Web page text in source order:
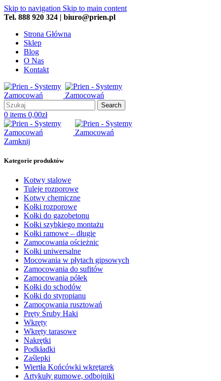
Skip to navigation Skip to main content
Tel. 888 920 324 | biuro@prien.pl
Strona Główna
Sklep
Blog
O Nas
Kontakt
Search
0 items 0,00zł
Zamknij
Kategorie produktów
Kotwy stalowe
Tuleje rozporowe
Kotwy chemiczne
Kołki rozporowe
Kołki do gazobetonu
Kołki szybkiego montażu
Kołki ramowe – długie
Zamocowania ościeżnic
Kołki uniwersalne
Mocowania w płytach gipsowych
Zamocowania do sufitów
Zamocowania półek
Kołki do schodów
Kołki do styropianu
Zamocowania rusztowań
Pręty Śruby Haki
Wkręty
Wkręty tarasowe
Nakrętki
Podkładki
Zaślepki
Wiertła Końcówki wkrętarek
Artykuły gumowe, odbojniki